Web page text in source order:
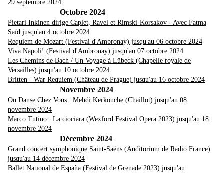
29 septembre 2024
Octobre 2024
Pietari Inkinen dirige Caplet, Ravel et Rimski-Korsakov - Avec Fatma
Saïd jusqu'au 4 octobre 2024
Requiem de Mozart (Festival d'Ambronay) jusqu'au 06 octobre 2024
Viva Napoli! (Festival d'Ambronay) jusqu'au 07 octobre 2024
Les Chemins de Bach / Un Voyage à Lübeck (Chapelle royale de
Versailles) jusqu'au 10 octobre 2024
Britten - War Requiem (Château de Prague) jusqu'au 16 octobre 2024
Novembre 2024
On Danse Chez Vous : Mehdi Kerkouche (Chaillot) jusqu'au 08
novembre 2024
Marco Tutino : La ciociara (Wexford Festival Opera 2023) jusqu'au 18
novembre 2024
Décembre 2024
Grand concert symphonique Saint-Saëns (Auditorium de Radio France)
jusqu'au 14 décembre 2024
Ballet National de España (Festival de Grenade 2023) jusqu'au